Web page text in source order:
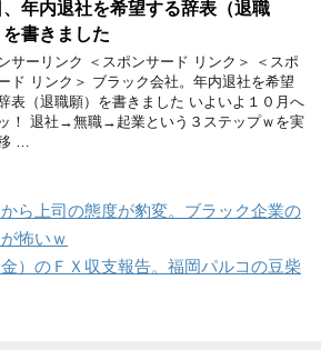
年内退社を希望する辞表（退職
を書きました
サーリンク ＜スポンサード リンク＞ ＜スポ
ド リンク＞ ブラック会社。年内退社を希望
表（退職願）を書きました いよいよ１０月へ
！ 退社→無職→起業という３ステップｗを実
…
ら上司の態度が豹変。ブラック企業の
怖いｗ
）のＦＸ収支報告。福岡パルコの豆柴